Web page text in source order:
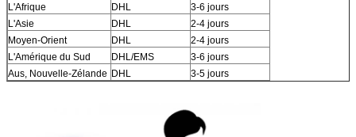
L'Afrique
DHL
3-6 jours
L'Asie
DHL
2-4 jours
Moyen-Orient
DHL
2-4 jours
L'Amérique du Sud
DHL/EMS
3-6 jours
Aus, Nouvelle-Zélande DHL 3-5 jours